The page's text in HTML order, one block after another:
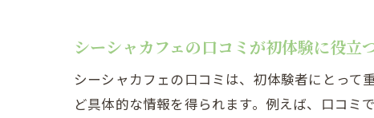
シーシャカフェの口コミが初体験に役立
シーシャカフェの口コミは、初体験者にとって
ど具体的な情報を得られます。例えば、口コ